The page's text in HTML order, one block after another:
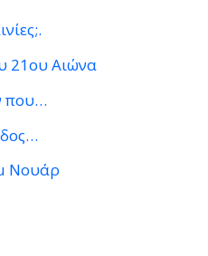
21ου Αιώνα
που…
Νουάρ